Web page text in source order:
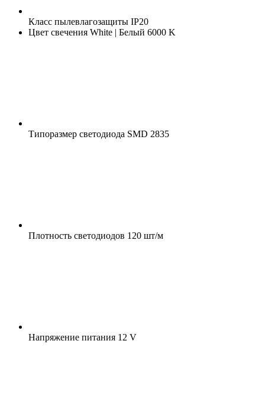
Класс пылевлагозащиты IP20
Цвет свечения White | Белый 6000 K
Типоразмер светодиода SMD 2835
Плотность светодиодов 120 шт/м
Напряжение питания 12 V